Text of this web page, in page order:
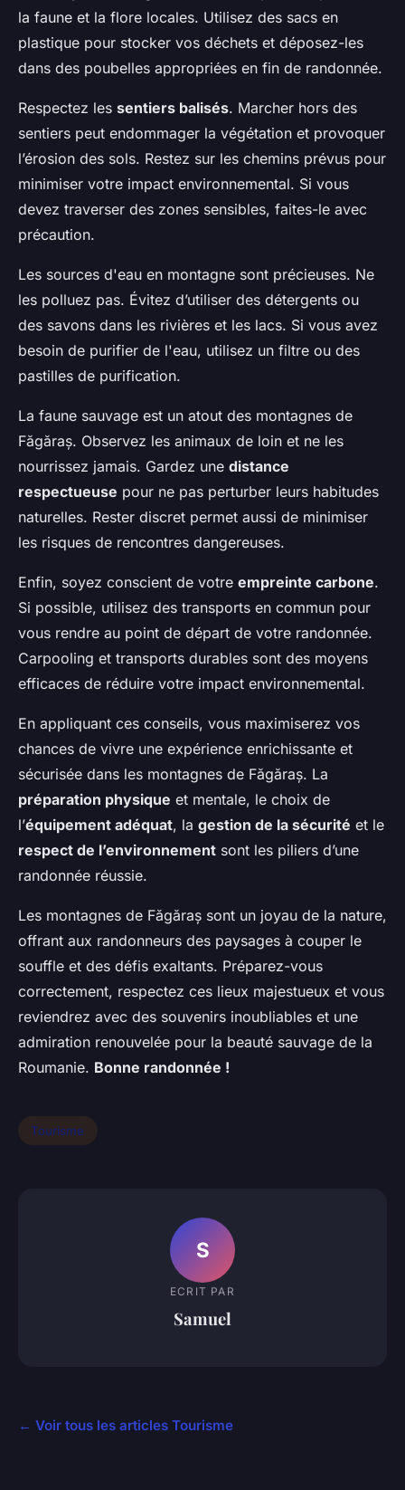
la faune et la flore locales. Utilisez des sacs en
plastique pour stocker vos déchets et déposez-les
dans des poubelles appropriées en fin de randonnée.
Respectez les sentiers balisés. Marcher hors des
sentiers peut endommager la végétation et provoquer
l’érosion des sols. Restez sur les chemins prévus pour
minimiser votre impact environnemental. Si vous
devez traverser des zones sensibles, faites-le avec
précaution.
Les sources d'eau en montagne sont précieuses. Ne
les polluez pas. Évitez d’utiliser des détergents ou
des savons dans les rivières et les lacs. Si vous avez
besoin de purifier de l'eau, utilisez un filtre ou des
pastilles de purification.
La faune sauvage est un atout des montagnes de
Făgăraș. Observez les animaux de loin et ne les
nourrissez jamais. Gardez une distance
respectueuse pour ne pas perturber leurs habitudes
naturelles. Rester discret permet aussi de minimiser
les risques de rencontres dangereuses.
Enfin, soyez conscient de votre empreinte carbone.
Si possible, utilisez des transports en commun pour
vous rendre au point de départ de votre randonnée.
Carpooling et transports durables sont des moyens
efficaces de réduire votre impact environnemental.
En appliquant ces conseils, vous maximiserez vos
chances de vivre une expérience enrichissante et
sécurisée dans les montagnes de Făgăraș. La
préparation physique et mentale, le choix de
l’équipement adéquat, la gestion de la sécurité et le
respect de l’environnement sont les piliers d’une
randonnée réussie.
Les montagnes de Făgăraș sont un joyau de la nature,
offrant aux randonneurs des paysages à couper le
souffle et des défis exaltants. Préparez-vous
correctement, respectez ces lieux majestueux et vous
reviendrez avec des souvenirs inoubliables et une
admiration renouvelée pour la beauté sauvage de la
Roumanie. Bonne randonnée !
Tourisme
S
ECRIT PAR
Samuel
← Voir tous les articles Tourisme